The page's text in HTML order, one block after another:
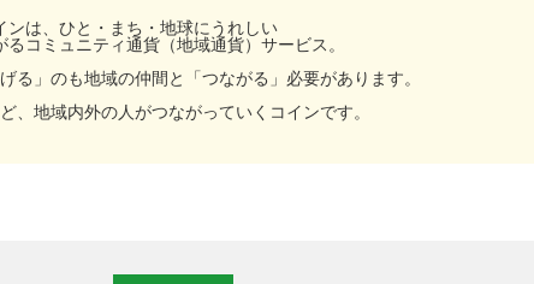
ンは、ひと・まち・地球にうれしい
コミュニティ通貨（地域通貨）サービス。
る」のも地域の仲間と「つながる」必要があります。
、地域内外の人がつながっていくコインです。